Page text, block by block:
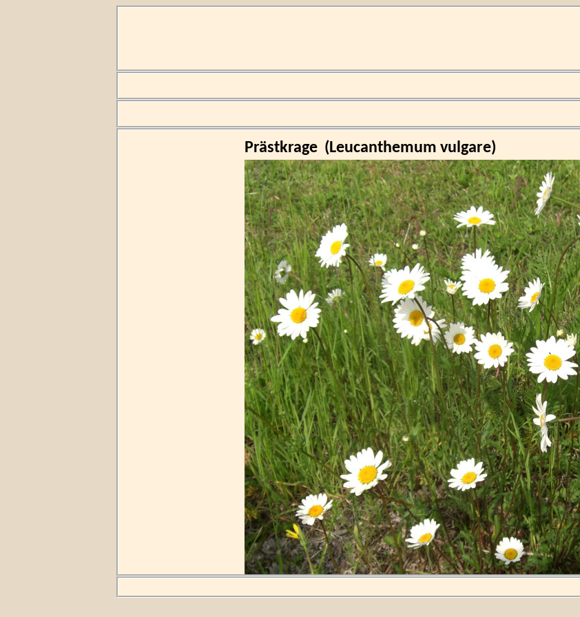
Prästkrage (Leucanthemum vulgare)
Fotot taget2009-06-12 vid Rö station